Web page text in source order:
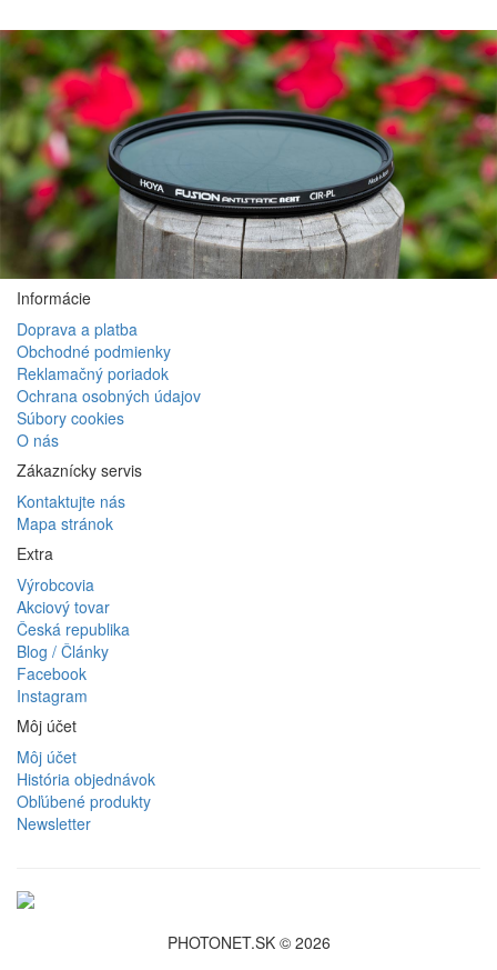
Informácie
Doprava a platba
Obchodné podmienky
Reklamačný poriadok
Ochrana osobných údajov
Súbory cookies
O nás
Zákaznícky servis
Kontaktujte nás
Mapa stránok
Extra
Výrobcovia
Akciový tovar
Česká republika
Blog / Články
Facebook
Instagram
Môj účet
Môj účet
História objednávok
Obľúbené produkty
Newsletter
PHOTONET.SK © 2026